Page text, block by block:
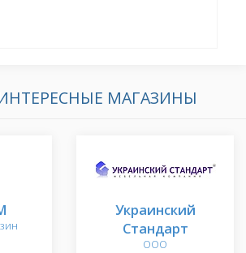
МАГАЗИНЫ
Украинский
Стандарт
ООО